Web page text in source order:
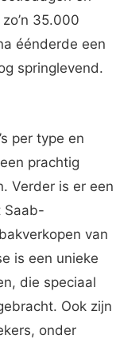
35.000
éénderde een
springlevend.
per type en
prachtig
Verder is er een
Saab-
van
is een unieke
die speciaal
Ook zijn
onder